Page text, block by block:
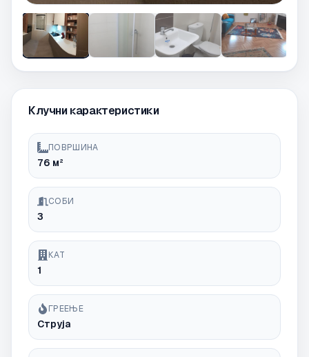
Клучни карактеристики
ПОВРШИНА
76 м²
СОБИ
3
КАТ
1
ГРЕЕЊЕ
Струја